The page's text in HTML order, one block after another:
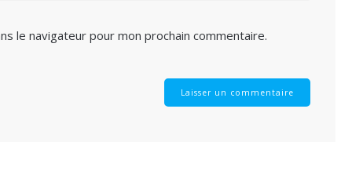
le navigateur pour mon prochain commentaire.